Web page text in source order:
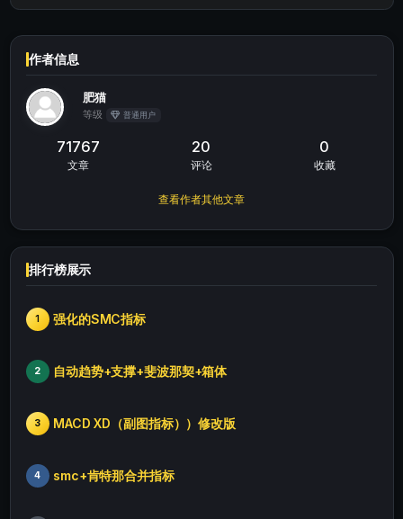
作者信息
肥猫
等级 普通用户
71767
文章
20
评论
0
收藏
查看作者其他文章
排行榜展示
1 强化的SMC指标
2 自动趋势+支撑+斐波那契+箱体
3 MACD XD（副图指标））修改版
4 smc+肯特那合并指标